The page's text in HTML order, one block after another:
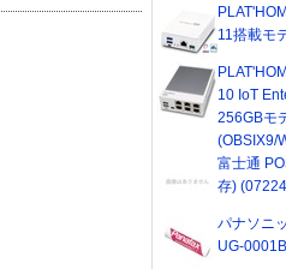
11搭載モ
10 IoT
256GBモ
(OBSIX9/
富士通
存)
パナソニ
UG-